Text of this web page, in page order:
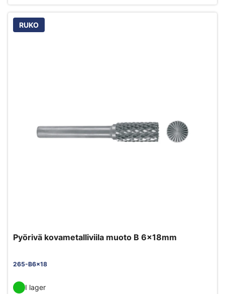
RUKO
Pyörivä kovametalliviila muoto B 6x18mm
265-B6x18
I lager